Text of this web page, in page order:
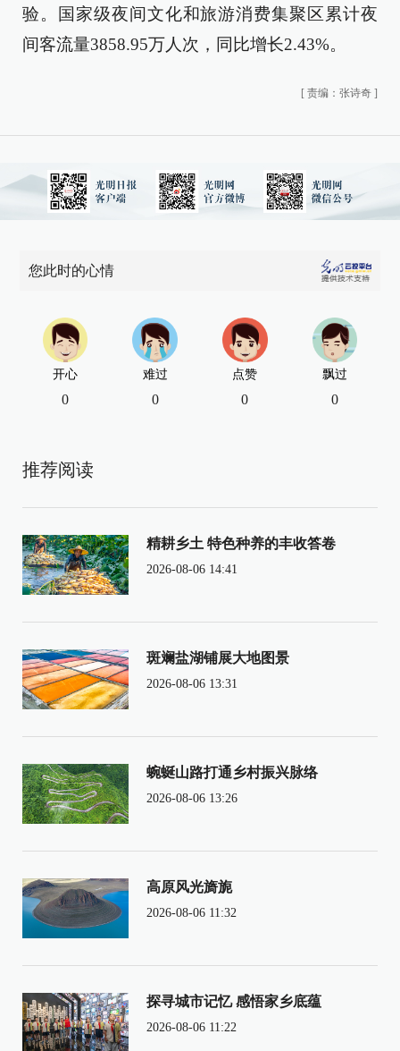
验。国家级夜间文化和旅游消费集聚区累计夜
间客流量3858.95万人次，同比增长2.43%。
[ 责编：张诗奇 ]
您此时的心情
开心
0
难过
0
点赞
0
飘过
0
推荐阅读
精耕乡土 特色种养的丰收答卷
2026-08-06 14:41
斑斓盐湖铺展大地图景
2026-08-06 13:31
蜿蜒山路打通乡村振兴脉络
2026-08-06 13:26
高原风光旖旎
2026-08-06 11:32
探寻城市记忆 感悟家乡底蕴
2026-08-06 11:22